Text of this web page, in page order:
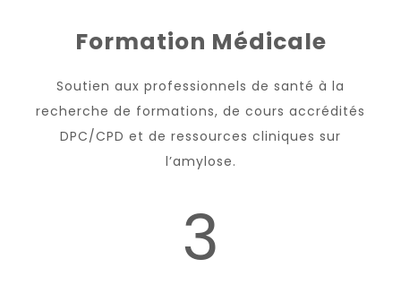
Formation Médicale
Soutien aux professionnels de santé à la
recherche de formations, de cours accrédités
DPC/CPD et de ressources cliniques sur
l’amylose.
3